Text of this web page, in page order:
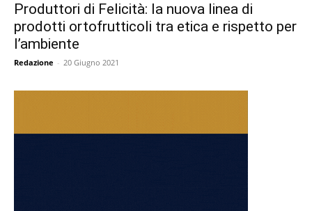
Produttori di Felicità: la nuova linea di
prodotti ortofrutticoli tra etica e rispetto per
l’ambiente
Redazione - 20 Giugno 2021